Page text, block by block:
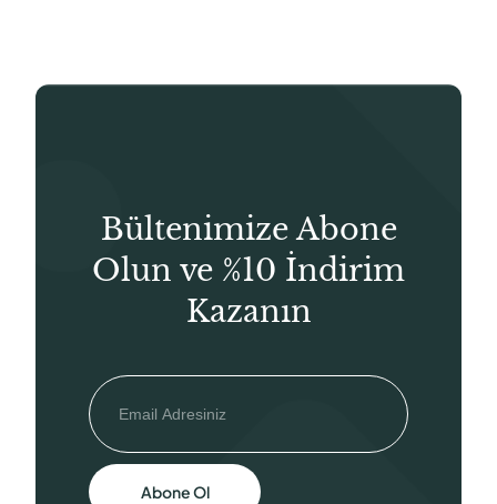
Bültenimize Abone
Olun ve %10 İndirim
Kazanın
Abone Ol